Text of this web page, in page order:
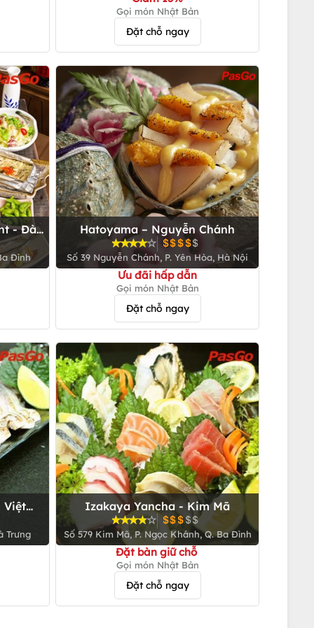
Gọi món Nhật Bản
Đặt chỗ ngay
- Đào
Đình
Hatoyama – Nguyễn Chánh
Số 39 Nguyễn Chánh, P. Yên Hòa, Hà Nội
Ưu đãi hấp dẫn
Gọi món Nhật Bản
Đặt chỗ ngay
Việt
Trưng
Izakaya Yancha - Kim Mã
Số 579 Kim Mã, P. Ngọc Khánh, Q. Ba Đình
Đặt bàn giữ chỗ
Gọi món Nhật Bản
Đặt chỗ ngay